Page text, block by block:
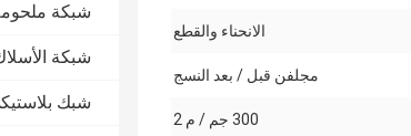
شبكة
شبكة
شبك
الانحناء والقطع
مجلفن قبل / بعد النسج
300 جم / م 2